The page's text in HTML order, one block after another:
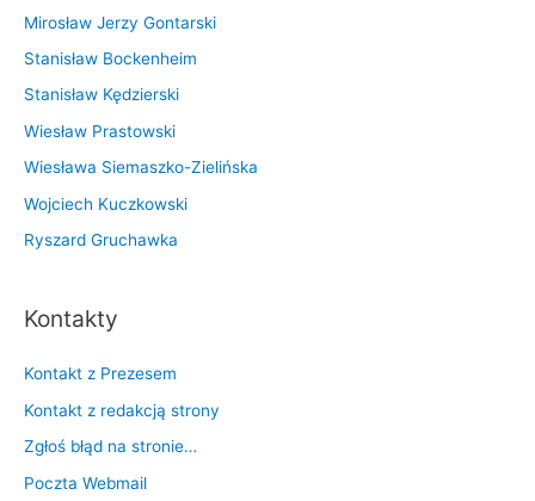
Mirosław Jerzy Gontarski
Stanisław Bockenheim
Stanisław Kędzierski
Wiesław Prastowski
Wiesława Siemaszko-Zielińska
Wojciech Kuczkowski
Ryszard Gruchawka
Kontakty
Kontakt z Prezesem
Kontakt z redakcją strony
Zgłoś błąd na stronie…
Poczta Webmail